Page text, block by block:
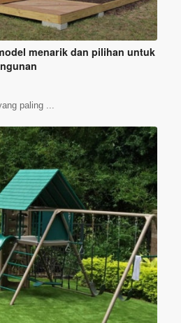
menarik dan pilihan untuk
paling ...